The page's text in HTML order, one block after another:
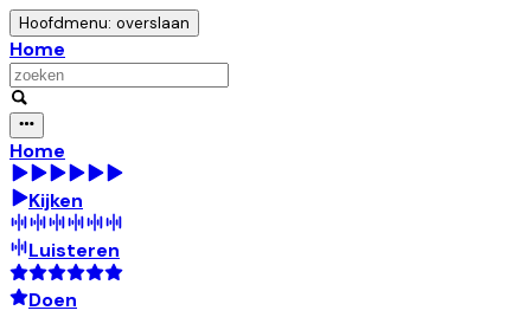
Hoofdmenu: overslaan
Home
Home
Kijken
Luisteren
Doen